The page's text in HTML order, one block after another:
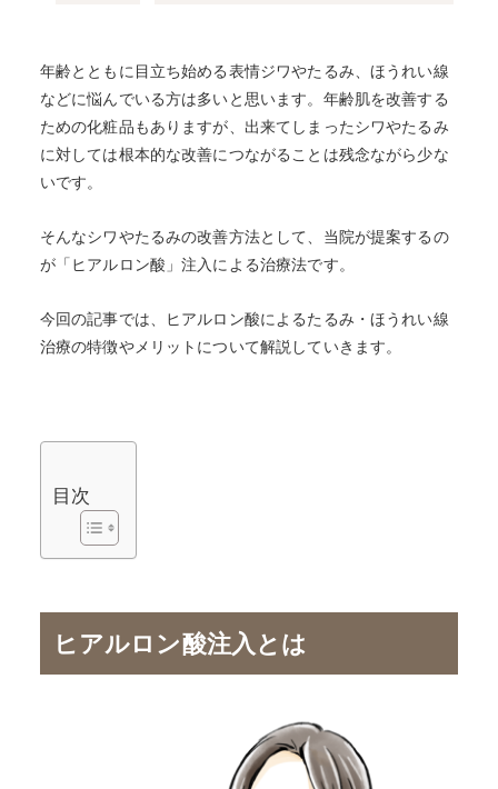
年齢とともに目立ち始める表情ジワやたるみ、ほうれい線
などに悩んでいる方は多いと思います。年齢肌を改善する
ための化粧品もありますが、出来てしまったシワやたるみ
に対しては根本的な改善につながることは残念ながら少な
いです。
そんなシワやたるみの改善方法として、当院が提案するの
が「ヒアルロン酸」注入による治療法です。
今回の記事では、ヒアルロン酸によるたるみ・ほうれい線
治療の特徴やメリットについて解説していきます。
目次
ヒアルロン酸注入とは